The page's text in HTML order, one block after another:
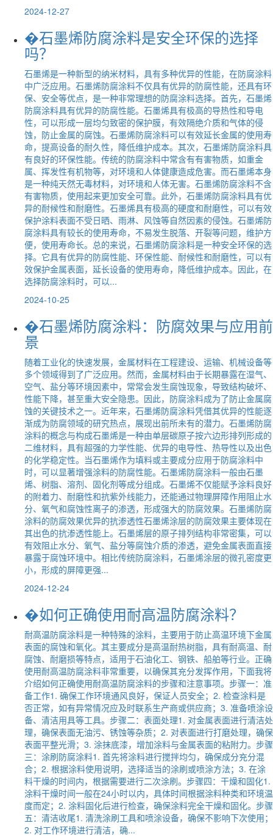
2024-12-27
�石墨烯防腐涂料是安全环保的选择
吗？
石墨烯是一种新型的纳米材料，具有多种优异的性能，在防腐涂料
中广泛应用。石墨烯防腐涂料不仅具有优异的防腐性能，还具有环
保、安全等优点，是一种非常理想的防腐涂料选择。首先，石墨烯
防腐涂料具有优异的防腐性能。石墨烯具有极高的导热性和导电
性，可以形成一层均匀致密的保护膜，有效隔绝介质和气体的侵
蚀，防止金属的腐蚀。石墨烯防腐涂料可以有效延长金属的使用寿
命，提高设备的耐久性，降低维护成本。其次，石墨烯防腐涂料具
有良好的环保性能。传统的防腐涂料中常含有有害物质，如重金
属、挥发性有机物等，对环境和人体健康造成危害。而石墨烯本身
是一种纯天然无毒材料，对环境和人体无害。石墨烯防腐涂料不含
有害物质，使用起来更加安全可靠。此外，石墨烯防腐涂料具有优
异的耐候性和耐磨性。石墨烯具有极高的硬度和耐磨性，可以有效
保护涂料表面不受日晒、雨淋、风蚀等自然因素的侵蚀。石墨烯防
腐涂料具有较长的使用寿命，不易发生脱落、开裂等问题，维护方
便，使用寿命长。总的来说，石墨烯防腐涂料是一种安全环保的选
择。它具有优异的防腐性能、环保性能、耐候性和耐磨性，可以有
效保护金属表面，延长设备的使用寿命，降低维护成本。因此，在
选择防腐涂料时，可以...
2024-10-25
�石墨烯防腐涂料：防腐效果与应用前
景
随着工业化的快速发展，金属材料在工程建设、运输、机械设备等
多个领域得到了广泛应用。然而，金属材料由于长期暴露在湿气、
空气、盐分等环境因素中，常常会发生腐蚀现象，导致结构破坏、
性能下降，甚至重大安全隐患。因此，防腐涂料成为了防止金属腐
蚀的关键技术之一。近年来，石墨烯防腐涂料凭借其优异的性能逐
渐成为防腐领域的研究热点，展现出前所未有的潜力。石墨烯防腐
涂料的概念与构成石墨烯是一种由单层碳原子按六边形排列形成的
二维材料，具有超强的力学性能、优异的电导性、热导性以及出色
的化学稳定性。当石墨烯作为填料或主要成分应用于防腐涂料中
时，可以显著增强涂料的防腐性能。石墨烯防腐涂料一般由石墨
烯、树脂、溶剂、固化剂等成分组成。石墨烯不仅能赋予涂料良好
的附着力、耐磨性和抗紫外线能力，还能通过物理屏障作用阻止水
分、氧气和腐蚀性离子的渗透，形成强大的防腐效果。石墨烯防腐
涂料的防腐效果优异的抗渗透性石墨烯涂层的防腐效果主要体现在
其出色的抗渗透性能上。石墨烯层的原子排列结构非常密集，可以
有效阻止水分、氧气、盐分等腐蚀介质的渗透，避免金属表面直接
暴露于腐蚀环境中。相比传统防腐涂料，石墨烯涂层的微孔密度更
小，形成的屏障更强...
2024-12-24
�如何正确使用耐高温防腐涂料？
耐高温防腐涂料是一种特殊的涂料，主要用于防止高温环境下金属
表面的腐蚀和氧化。其主要成分是高温耐热树脂，具有耐高温、耐
腐蚀、耐磨损等特点，适用于石油化工、钢铁、船舶等行业。正确
使用耐高温防腐涂料非常重要，以确保其充分发挥作用，下面我将
介绍如何正确使用耐高温防腐涂料的步骤和注意事项。步骤一：准
备工作1. 确保工作环境通风良好，保证人员安全；2. 检查涂料是
否正常，如有异常情况应及时联系生产商或供应商；3. 准备喷涂设
备、清洁用具等工具。步骤二：表面处理1. 对金属表面进行清洁处
理，确保表面无油污、锈蚀等杂质；2. 对表面进行打磨处理，确保
表面平整光滑；3. 涂抹底漆，增加涂料与金属表面的粘附力。步骤
三：涂刷防腐涂料1. 首先将涂料进行搅拌均匀，确保成分充分混
合；2. 根据涂料使用说明，选择适当的涂刷或喷涂方法；3. 在涂
料干燥的时间内，根据需要进行二次涂刷。步骤四：干燥和固化1.
涂料干燥时间一般在24小时以内，具体时间根据涂料种类和环境温
度而定；2. 涂料固化后进行检查，确保涂料完全干燥和固化。步骤
五：清洁收尾1. 清洗涂刷工具和喷涂设备，确保不影响下次使用；
2. 对工作环境进行清洁，确...